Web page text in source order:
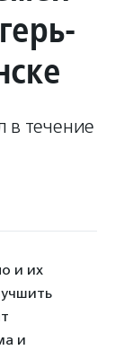
в течение
и их
и